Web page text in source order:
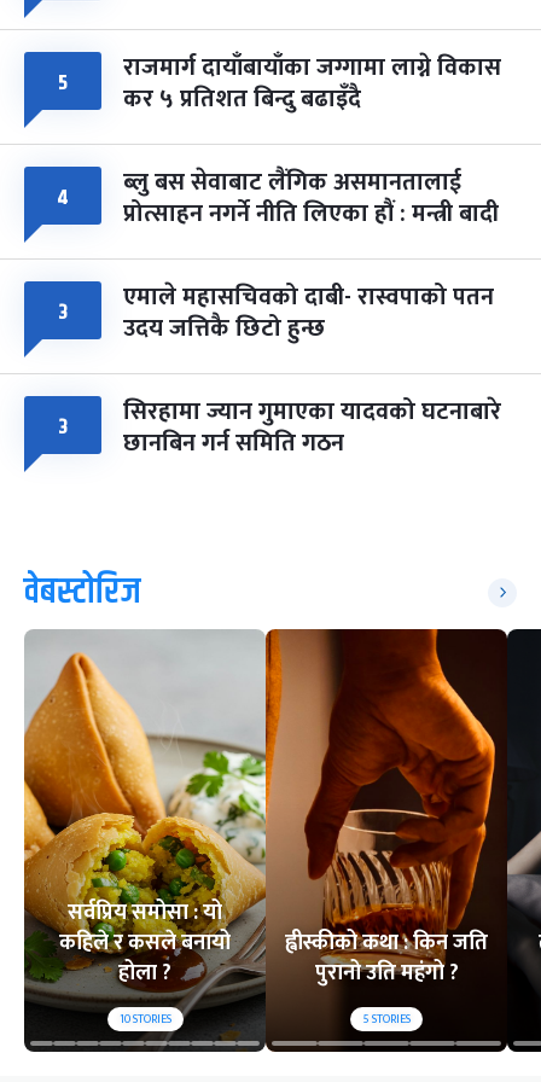
५ राजमार्ग दायाँबायाँका जग्गामा लाग्ने विकास
कर ५ प्रतिशत बिन्दु बढाइँदै
४ ब्लु बस सेवाबाट लैंगिक असमानतालाई
प्रोत्साहन नगर्ने नीति लिएका हौं : मन्त्री बादी
३ एमाले महासचिवको दाबी- रास्वपाको पतन
उदय जत्तिकै छिटो हुन्छ
३ सिरहामा ज्यान गुमाएका यादवको घटनाबारे
छानबिन गर्न समिति गठन
वेबस्टोरिज
सर्वप्रिय समोसा : यो
कहिले र कसले बनायो
होला ?
10STORIES
ह्वीस्कीको कथा : किन जति
पुरानो उति महंगो ?
5STORIES